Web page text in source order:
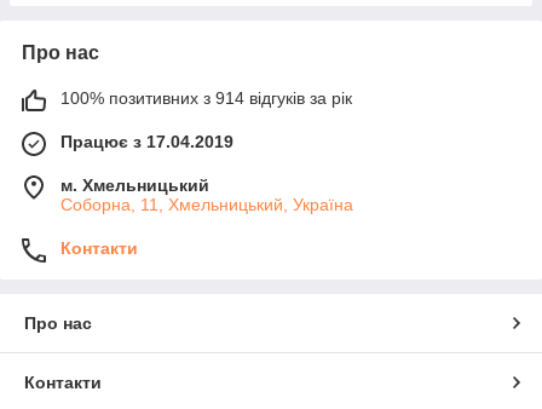
Про нас
100% позитивних з 914 відгуків за рік
Працює з 17.04.2019
м. Хмельницький
Соборна, 11, Хмельницький, Україна
Контакти
Про нас
Контакти